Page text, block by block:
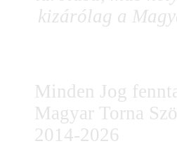
kizárólag a
Minden Jog
Magyar Torna
2014-2026